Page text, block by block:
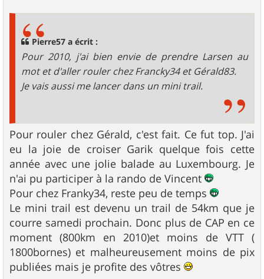
Pierre57 a écrit :
Pour 2010, j'ai bien envie de prendre Larsen au
mot et d'aller rouler chez Francky34 et Gérald83.
Je vais aussi me lancer dans un mini trail.
Pour rouler chez Gérald, c'est fait. Ce fut top. J'ai
eu la joie de croiser Garik quelque fois cette
année avec une jolie balade au Luxembourg. Je
n'ai pu participer à la rando de Vincent
Pour chez Franky34, reste peu de temps
Le mini trail est devenu un trail de 54km que je
courre samedi prochain. Donc plus de CAP en ce
moment (800km en 2010)et moins de VTT (
1800bornes) et malheureusement moins de pix
publiées mais je profite des vôtres